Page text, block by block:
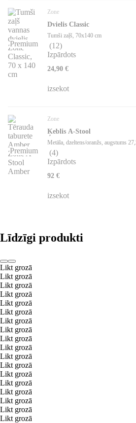
Premium
Zone
Dvielis Classic
Tumši zaļš, 70x140 cm
(12)
Izpārdots
24,90 €
izsekot
Premium
Zone
Ķeblis A-Stool
Metāla, dzeltens/oranžs, augstums
(4)
Izpārdots
92 €
izsekot
Līdzīgi produkti
Likt grozā
Likt grozā
Likt grozā
Likt grozā
Likt grozā
Likt grozā
Likt grozā
Likt grozā
Likt grozā
Likt grozā
Likt grozā
Likt grozā
Likt grozā
Likt grozā
Likt grozā
Likt grozā
Likt grozā
Likt grozā